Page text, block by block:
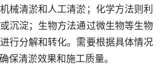
械清淤和人工清淤；化学方法则利
沉淀；生物方法通过微生物等生物
行分解和转化。需要根据具体情况
保清淤效果和施工质量。